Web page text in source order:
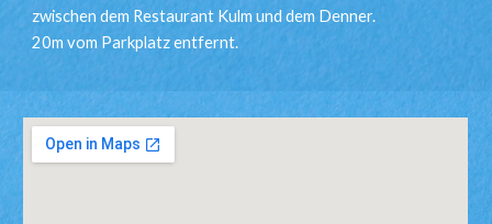
zwischen dem Restaurant Kulm und dem Denner.
20m vom Parkplatz entfernt.